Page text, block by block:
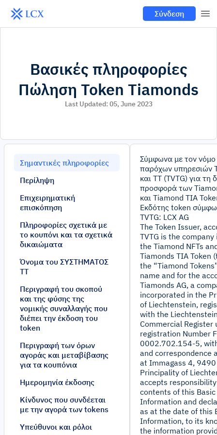
Σύνδεση
Βασικές πληροφορίες
Πώληση Token Tiamonds
Last Updated: 05, June 2023
Σημαντικές πληροφορίες
Περίληψη
Επιχειρηματική
επισκόπηση
Πληροφορίες σχετικά με
το κουπόνι και τα σχετικά
δικαιώματα
Όνομα του ΣΥΣΤΗΜΑΤΟΣ
TT
Περιγραφή του σκοπού
και της φύσης της
νομικής συναλλαγής που
διέπει την έκδοση του
token
Περιγραφή των όρων
αγοράς και μεταβίβασης
για τα κουπόνια
Ημερομηνία έκδοσης
Κίνδυνος που συνδέεται
με την αγορά των tokens
Υπεύθυνοι και ρόλοι
Σύμφωνα με τον νόμο
παρόχων υπηρεσιών
και TT (TVTG) για τη
προσφορά των
και Tiamond TIA
Εκδότης token
TVTG: LCX AG
The Token Issuer,
TVTG is the company
the Tiamond NFTs
Tiamonds TIA Token
the “Tiamond
name and for the
Tiamonds AG, a
incorporated in the
of Liechtenstein,
with the
Commercial Register
registration Number
0002.702.154-5,
and correspondence
at Immagass 4, 9490
Principality of
accepts
contents of this Basic
Information and
as at the date of this
Information, to its
the information